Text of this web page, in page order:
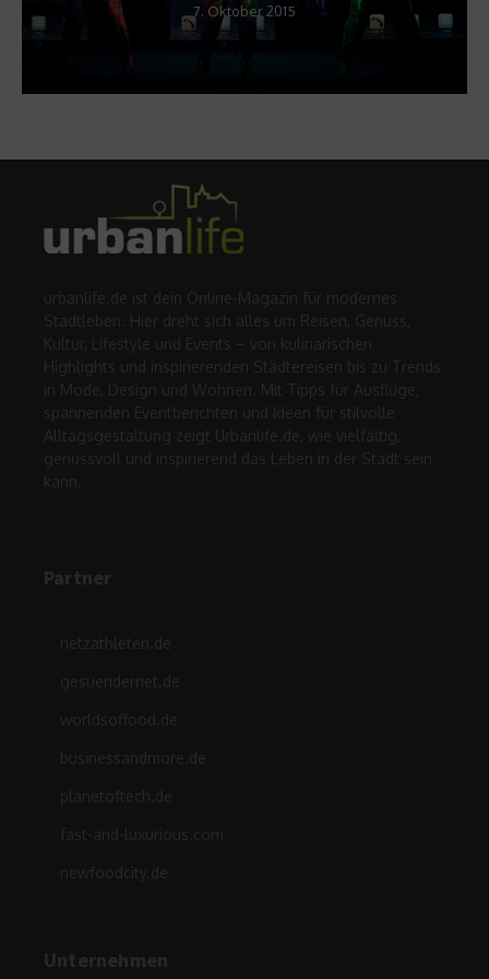
7. Oktober 2015
urbanlife.de ist dein Online-Magazin für modernes
Stadtleben. Hier dreht sich alles um Reisen, Genuss,
Kultur, Lifestyle und Events – von kulinarischen
Highlights und inspirierenden Städtereisen bis zu Trends
in Mode, Design und Wohnen. Mit Tipps für Ausflüge,
spannenden Eventberichten und Ideen für stilvolle
Alltagsgestaltung zeigt Urbanlife.de, wie vielfältig,
genussvoll und inspirierend das Leben in der Stadt sein
kann.
Partner
netzathleten.de
gesuendernet.de
worldsoffood.de
businessandmore.de
planetoftech.de
fast-and-luxurious.com
newfoodcity.de
Unternehmen